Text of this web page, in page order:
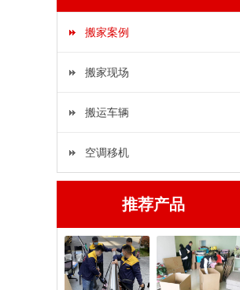
搬家案例
搬家现场
搬运车辆
空调移机
推荐产品